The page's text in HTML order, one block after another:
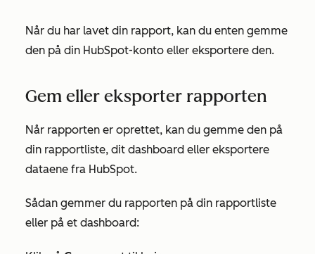
Når du har lavet din rapport, kan du enten gemme
den på din HubSpot-konto eller eksportere den.
Gem eller eksporter rapporten
Når rapporten er oprettet, kan du gemme den på
din rapportliste, dit dashboard eller eksportere
dataene fra HubSpot.
Sådan gemmer du rapporten på din rapportliste
eller på et dashboard: